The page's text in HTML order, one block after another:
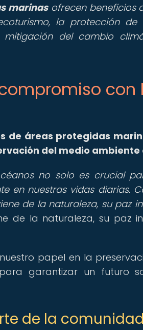
marinasofrecen beneficios
la protección
mitigación del cambio
compromiso
de áreas protegidas
del medio
no solo es crucial
en nuestras vidas diarias.
de la naturaleza, su paz
de la naturaleza, su paz
papel en la
garantizar un futuro
de la